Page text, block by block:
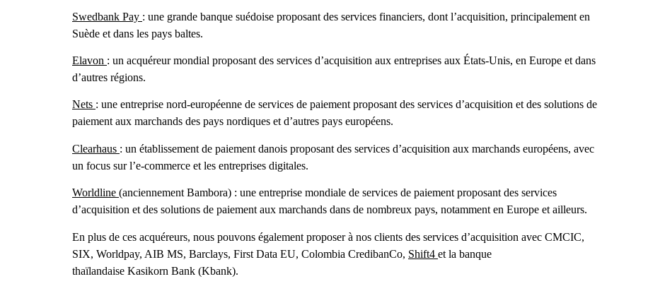
Swedbank Pay : une grande banque suédoise proposant des services financiers, dont l’acquisition, principalement en
Suède et dans les pays baltes.
Elavon : un acquéreur mondial proposant des services d’acquisition aux entreprises aux États-Unis, en Europe et dans
d’autres régions.
Nets : une entreprise nord-européenne de services de paiement proposant des services d’acquisition et des solutions de
paiement aux marchands des pays nordiques et d’autres pays européens.
Clearhaus : un établissement de paiement danois proposant des services d’acquisition aux marchands européens, avec
un focus sur l’e-commerce et les entreprises digitales.
Worldline (anciennement Bambora) : une entreprise mondiale de services de paiement proposant des services
d’acquisition et des solutions de paiement aux marchands dans de nombreux pays, notamment en Europe et ailleurs.
En plus de ces acquéreurs, nous pouvons également proposer à nos clients des services d’acquisition avec CMCIC,
SIX, Worldpay, AIB MS, Barclays, First Data EU, Colombia CredibanCo, Shift4 et la banque
thaïlandaise Kasikorn Bank (Kbank).